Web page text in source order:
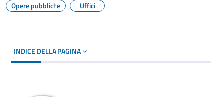
Opere pubbliche
Uffici
INDICE DELLA PAGINA